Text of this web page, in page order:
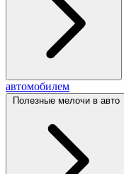
автомобилем
Полезные мелочи в авто